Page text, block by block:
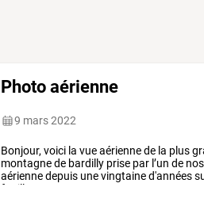
Photo aérienne
9 mars 2022
Bonjour,voici la vueaériennede la plus
montagnede bardilly prise par l’un de nos
aériennedepuis unevingtained'années
fouille